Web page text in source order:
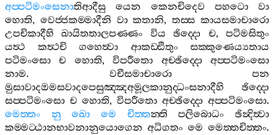
අප‍්පටිමංසෙනාතිආදීසු යෙන කෙනචිදෙව පහටො
වා
හොති, වෙජ‍්ජකම‍්මාදීනි වා කතානි,තස‍්ස කායසමාචාරො
උපචිකාදීහි
ඛායිතතාලපණ‍්ණං විය ඡිද‍්දො ච,පටිමසිතුං
යත්‍ථ
කත්‍ථචි ගහෙත්‍වා ආකඩ‍්ඪිතුං
සක‍්කුණෙය්‍යතාය
පටිමංසො
ච හොති,විපරීතො අච‍්ඡිද‍්දො
අප‍්පටිමංසො
නාම. වචීසමාචාරො
පන
මුසාවාදඔමසවාදපෙසුඤ‍්ඤඅමූලකානුද‍්ධංසනාදීහි
ඡිද‍්දො
සප‍්පටිමංසො ච හොති, විපරීතො අච‍්ඡිද‍්දො අප‍්පටිමංසො.
මෙත‍්තං
නු ඛො මෙ චිත‍්තන‍්ති පලිබොධං
ඡින්‍දිත්‍වා
කම‍්මට‍්ඨානභාවනානුයොගෙන අධිගතං මෙ මෙත‍්තචිත‍්තං.